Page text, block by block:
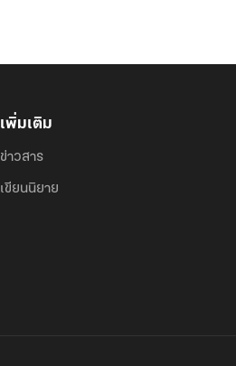
เพิ่มเติม
ข่าวสาร
เขียนนิยาย